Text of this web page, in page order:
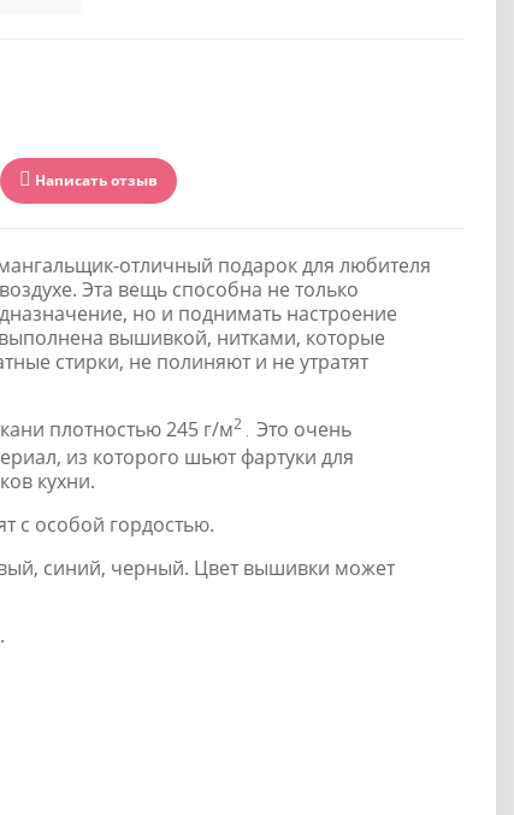
Написать отзыв
отличный подарок для любителя
Эта вещь способна не только
но и поднимать настроение
вышивкой, нитками, которые
стирки, не полиняют и не утратят
плотностью 245 г/м2
Это очень
из которого шьют фартуки для
кухни.
с особой гордостью.
синий, черный. Цвет вышивки может